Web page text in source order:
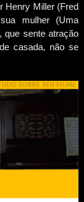
Henry Miller (Fred
mulher (Uma
que sente atração
casada, não se